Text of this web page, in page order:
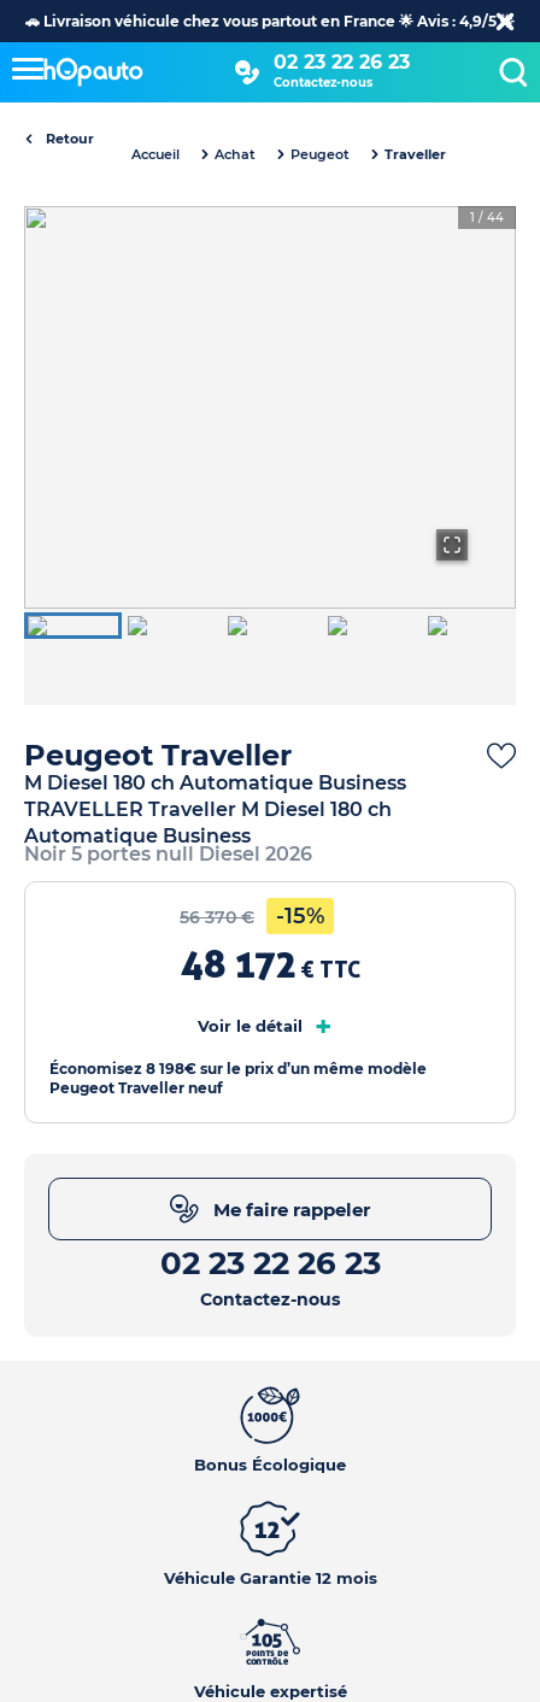
🚗 Livraison véhicule chez vous partout en France 🌟 Avis : 4,9/5 🌟
02 23 22 26 23
Contactez-nous
Retour
Accueil
Achat Peugeot Traveller
1 / 44
Bonus Écologique
Véhicule Garantie 12 mois
Véhicule expertisé
Peugeot Traveller
M Diesel 180 ch Automatique Business
TRAVELLER Traveller M Diesel 180 ch
Automatique Business
Noir 5 portes null Diesel 2026
56 370 € -15%
48 172 € TTC
Voir le détail +
Économisez 8 198€ sur le prix d’un même modèle
Peugeot Traveller neuf
Me faire rappeler
02 23 22 26 23
Contactez-nous